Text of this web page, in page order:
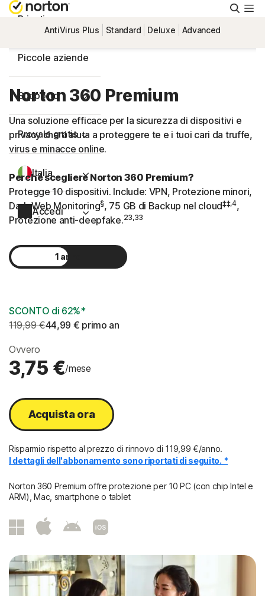
Cerca
Privati
Piccole aziende
Supporto
Provalo gratis
Italia
Accedi
AntiVirus Plus Standard Deluxe Advanced
Norton 360 Premium
Una soluzione efficace per la sicurezza di dispositivi e
privacy che ti aiuta a proteggere te e i tuoi cari da truffe,
virus e minacce online.
Perché scegliere Norton 360 Premium?
Protegge 10 dispositivi. Include: VPN, Protezione minori,
Dark Web Monitoring§, 75 GB di Backup nel cloud‡‡,4,
Protezione anti-deepfake.23,33
1 anno
SCONTO di 62%*
119,99 €44,99 € primo an
Ovvero
3,75 €/mese
Acquista ora
Risparmio rispetto al prezzo di rinnovo di 119,99 €/anno.
I dettagli dell'abbonamento sono riportati di seguito. *
Norton 360 Premium offre protezione per 10 PC (con chip Intel e
ARM), Mac, smartphone o tablet